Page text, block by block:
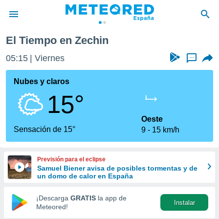
de
por
que se
calidad.
a este
las
y
forma
digital
basada
El Tiempo en Zechin
05:15 Viernes ...
Nubes y claros
15°
Sensación de 15°
Oeste
9
15 km/h
Previsión para el eclipse
Samuel Biener avisa de posibles tormentas y de
un domo de calor en España
¡Descarga GRATIS la app de
Meteored!
Instalar